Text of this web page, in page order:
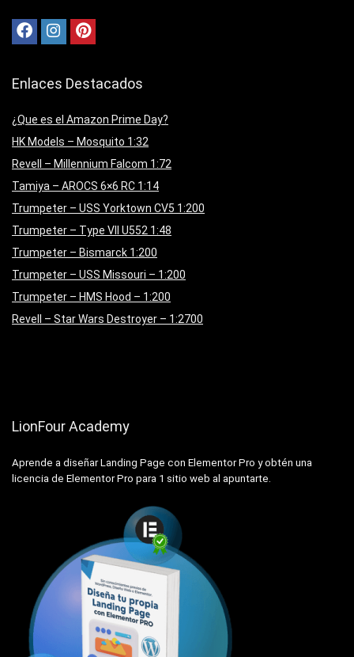
Enlaces Destacados
¿Que es el Amazon Prime Day?
HK Models – Mosquito 1:32
Revell – Millennium Falcom 1:72
Tamiya – AROCS 6×6 RC 1:14
Trumpeter – USS Yorktown CV5 1:200
Trumpeter – Type VII U552 1:48
Trumpeter – Bismarck 1:200
Trumpeter – USS Missouri – 1:200
Trumpeter – HMS Hood – 1:200
Revell – Star Wars Destroyer – 1:2700
LionFour Academy
Aprende a diseñar Landing Page con Elementor Pro y obtén una
licencia de Elementor Pro para 1 sitio web al apuntarte.